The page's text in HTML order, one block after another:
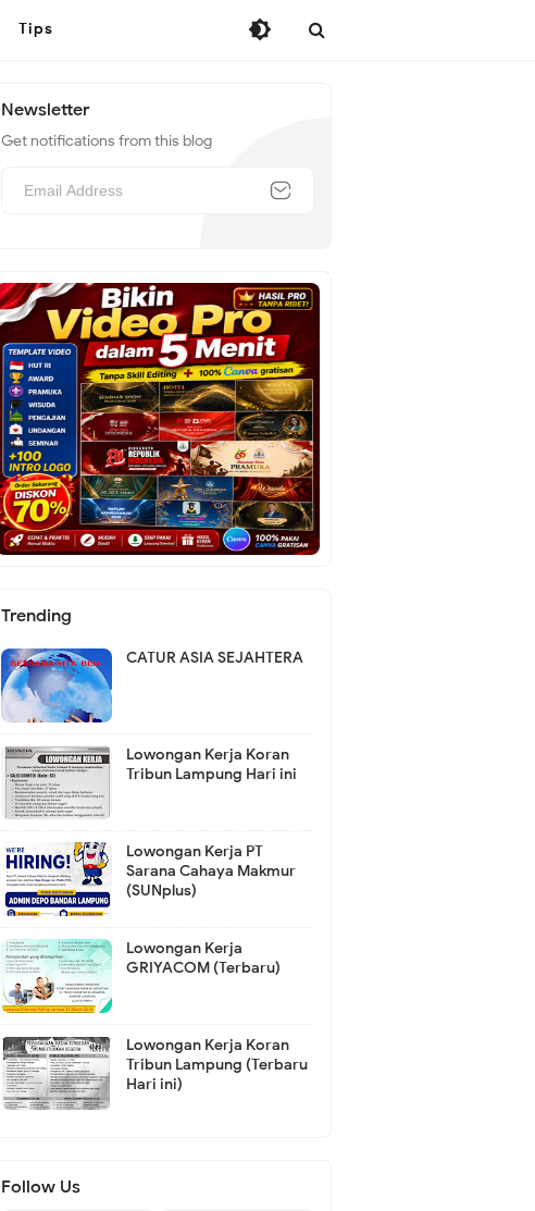
Tips
Newsletter
Get notifications from this blog
Trending
CATUR ASIA SEJAHTERA
Lowongan Kerja Koran
Tribun Lampung Hari ini
Lowongan Kerja PT
Sarana Cahaya Makmur
(SUNplus)
Lowongan Kerja
GRIYACOM (Terbaru)
Lowongan Kerja Koran
Tribun Lampung (Terbaru
Hari ini)
Follow Us